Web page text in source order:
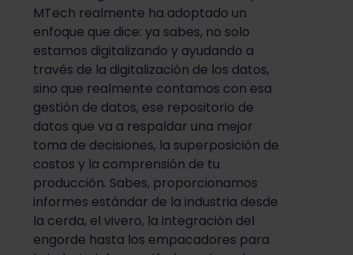
MTech realmente ha adoptado un
enfoque que dice: ya sabes, no solo
estamos digitalizando y ayudando a
través de la digitalización de los datos,
sino que realmente contamos con esa
gestión de datos, ese repositorio de
datos que va a respaldar una mejor
toma de decisiones, la superposición de
costos y la comprensión de tu
producción. Sabes, proporcionamos
informes estándar de la industria desde
la cerda, el vivero, la integración del
engorde hasta los empacadores para